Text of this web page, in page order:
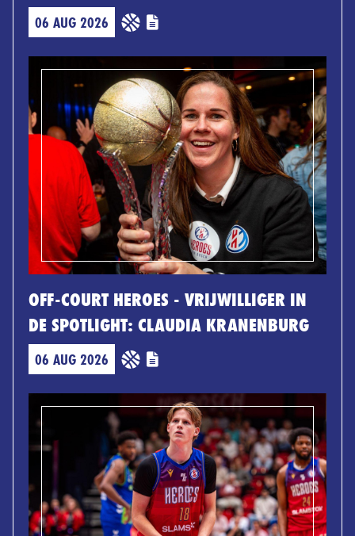
06 AUG 2026
OFF-COURT HEROES - VRIJWILLIGER IN
DE SPOTLIGHT: CLAUDIA KRANENBURG
06 AUG 2026